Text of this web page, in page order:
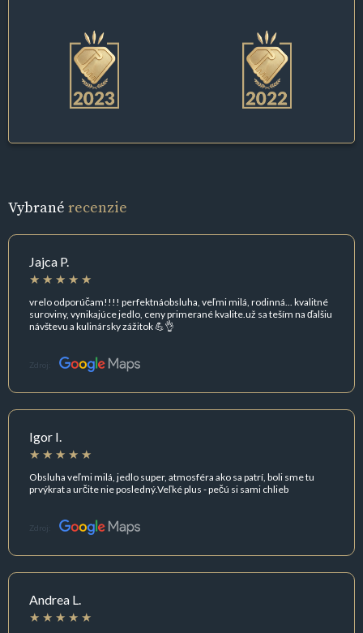
Vybrané recenzie
Jajca P.
vrelo odporúčam!!!! perfektnáobsluha, veľmi milá, rodinná... kvalitné
suroviny, vynikajúce jedlo, ceny primerané kvalite.už sa teším na ďalšiu
návštevu a kulinársky zážitok 💪👌
Zdroj:
Igor I.
Obsluha veľmi milá, jedlo super, atmosféra ako sa patrí, boli sme tu
prvýkrat a určite nie posledný.Veľké plus - pečú si sami chlieb
Zdroj:
Andrea L.